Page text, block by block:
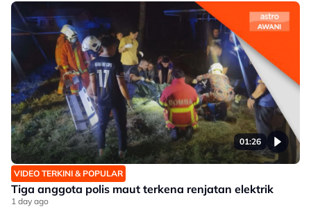
01:26
VIDEO TERKINI & POPULAR
Tiga anggota polis maut terkena renjatan elektrik
1 day ago